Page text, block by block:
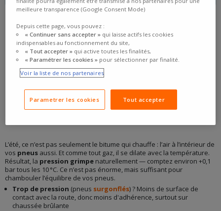
POURQUOI LA CHALEUR INFLUENCE LA
L’été, ce n’est pas seulement le bitume qui chauffe : l’air à l’intérieur de
vos pneus aussi. Et comme tout gaz, il se dilate avec la température.
Résultat, la pression grimpe naturellement — comptez environ +0,1
bar tous les 10 °C. Ce n’est pas énorme, mais suffisant pour
chambouler l’équilibre de vos pneus.
Trop de pression (pneus surgonflés) ? Moins de surface de
contact avec la route, donc moins d'adhérence, surtout sur
chaussée brûlante
meilleure transparence (Google Consent Mode)
Depuis cette page, vous pouvez :
« Continuer sans accepter »qui laisse actifs les cookies
indispensables au fonctionnement du site,
« Tout accepter »qui active toutes les finalités,
« Paramétrer les cookies »pour sélectionner par finalité.
Voir la liste de nos partenaires
Parametrer les cookies Tout accepter